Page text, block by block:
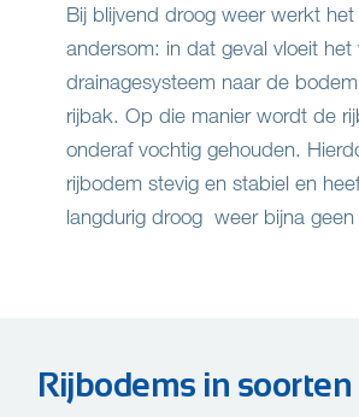
Bij blijvend droog weer werkt
andersom: in dat geval vloeit
drainagesysteem naar de
rijbak. Op die manier wordt de
onderaf vochtig gehouden.
rijbodem stevig en stabiel en
langdurig droog weer bijna geen
Rijbodems in